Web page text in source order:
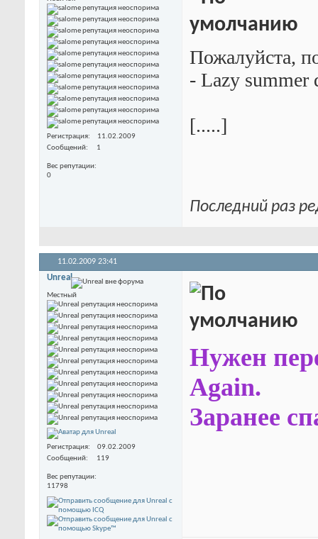
Регистрация
11.02.2009
Сообщений
1
Вес репутации
0
Пожалуйста,
- Lazy summer
[.....]
Последний раз
11.02.2009 23:41
Unreal
Местный
Регистрация
09.02.2009
Сообщений
119
Вес репутации
11798
Нужен
Again.
Заранее